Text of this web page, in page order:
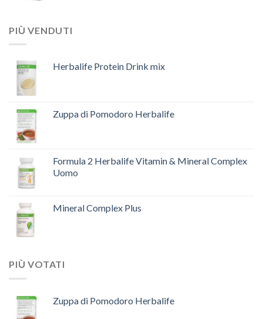
PIÙ VENDUTI
Herbalife Protein Drink mix
Zuppa di Pomodoro Herbalife
Formula 2 Herbalife Vitamin & Mineral Complex
Uomo
Mineral Complex Plus
PIÙ VOTATI
Zuppa di Pomodoro Herbalife